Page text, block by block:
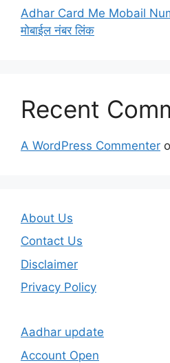
Adhar Card Me Mobail
मोबाईल नंबर लिंक
Recent
A WordPress Commenter
About Us
Contact Us
Disclaimer
Privacy Policy
Aadhar update
Account Open